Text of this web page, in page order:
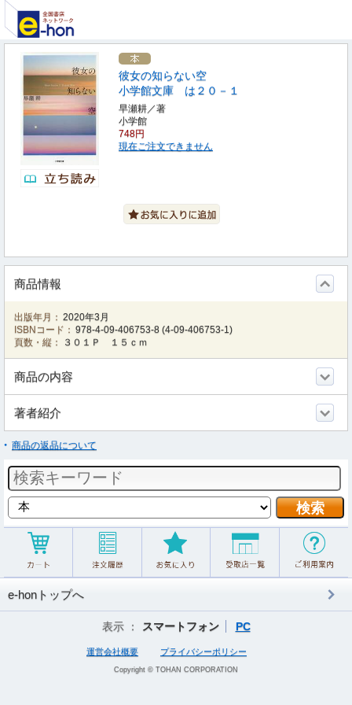
彼女の知らない空
小学館文庫 は２０－１
早瀬耕／著
小学館
748円
現在ご注文できません
商品情報
出版年月： 2020年3月
ISBNコード： 978-4-09-406753-8 (4-09-406753-1)
頁数・縦：
３０１Ｐ １５ｃｍ
商品の内容
著者紹介
商品の返品について
e-honトップへ
表示 ： スマートフォン PC
運営会社概要 プライバシーポリシー
Copyright © TOHAN CORPORATION